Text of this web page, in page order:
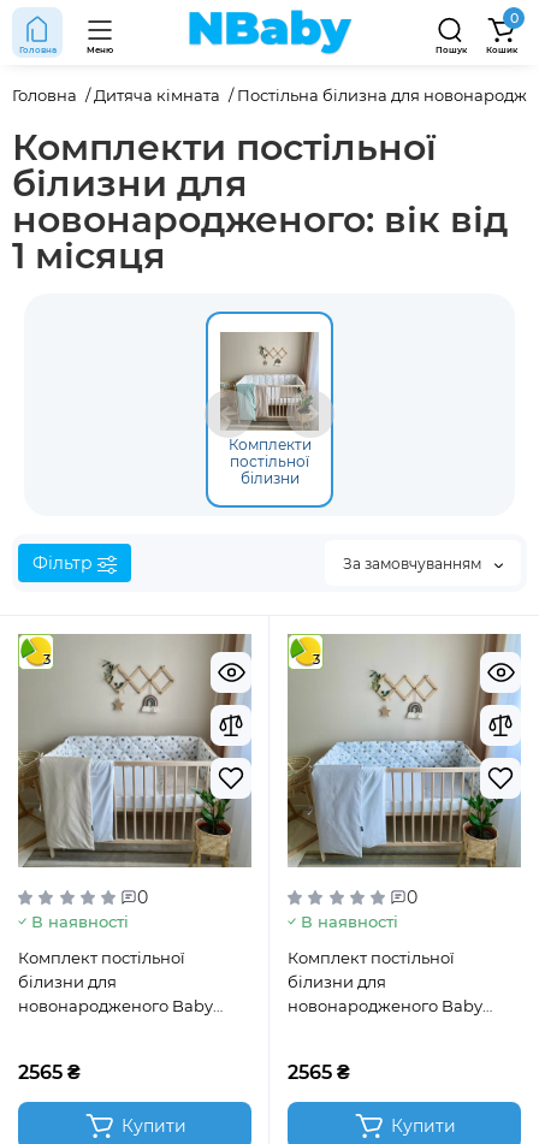
Головна Меню Пошук
0
Кошик
Головна Дитяча кімната Постільна білизна для
Комплекти постільної
білизни для
новонародженого: вік від
1 місяця
Комплекти
постільної
білизни
Фільтр За замовчуванням
3
0
В наявності
Комплект постільної
білизни для
новонародженого Baby
2565 ₴
Купити
3
0
В наявності
Комплект постільної
білизни для
новонародженого Baby
2565 ₴
Купити